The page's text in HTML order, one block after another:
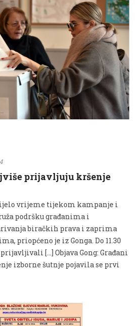
prijavljuju kršenje
vrijeme tijekom kampanje i
podršku građanima i
biračkih prava i zaprima
priopćeno je iz Gonga. Do 11.30
[…] Objava Gong: Građani
izborne šutnje pojavila se prvi